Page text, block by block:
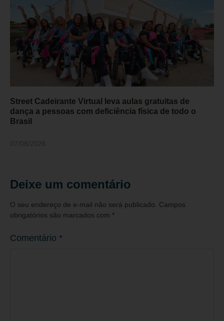
Street Cadeirante Virtual leva aulas gratuitas de
dança a pessoas com deficiência física de todo o
Brasil
Deixe um comentário
O seu endereço de e-mail não será publicado.
Campos
obrigatórios são marcados com *
Comentário *